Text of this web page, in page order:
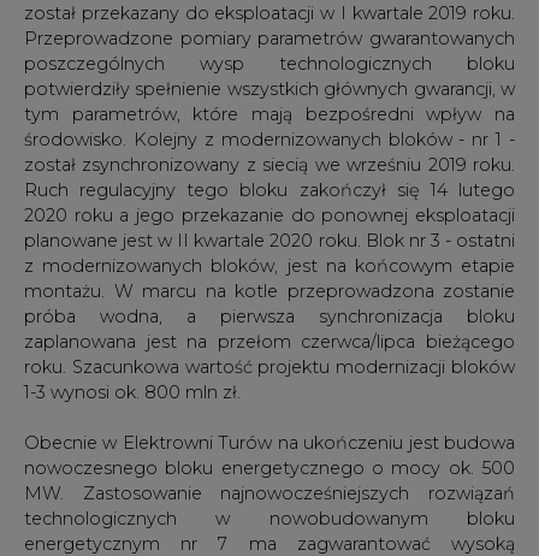
został przekazany do eksploatacji w I kwartale 2019 roku.
Przeprowadzone pomiary parametrów gwarantowanych
poszczególnych wysp technologicznych bloku
potwierdziły spełnienie wszystkich głównych gwarancji, w
tym parametrów, które mają bezpośredni wpływ na
środowisko. Kolejny z modernizowanych bloków - nr 1 -
został zsynchronizowany z siecią we wrześniu 2019 roku.
Ruch regulacyjny tego bloku zakończył się 14 lutego
2020 roku a jego przekazanie do ponownej eksploatacji
planowane jest w II kwartale 2020 roku. Blok nr 3 - ostatni
z modernizowanych bloków, jest na końcowym etapie
montażu. W marcu na kotle przeprowadzona zostanie
próba wodna, a pierwsza synchronizacja bloku
zaplanowana jest na przełom czerwca/lipca bieżącego
roku. Szacunkowa wartość projektu modernizacji bloków
1-3 wynosi ok. 800 mln zł.
Obecnie w Elektrowni Turów na ukończeniu jest budowa
nowoczesnego bloku energetycznego o mocy ok. 500
MW. Zastosowanie najnowocześniejszych rozwiązań
technologicznych w nowobudowanym bloku
energetycznym nr 7 ma zagwarantować wysoką